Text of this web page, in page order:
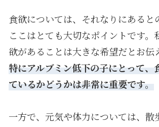
食欲については、それなりにあると
ここはとても大切なポイントです。
欲があることは大きな希望だとお伝
特にアルブミン低下の子にとって、
ているかどうかは非常に重要です。
一方で、元気や体力については、散